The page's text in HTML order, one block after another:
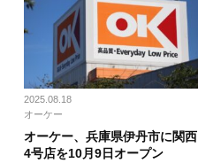
2025.08.18
オーケー
オーケー、兵庫県伊丹市に関西
4号店を10月9日オープン